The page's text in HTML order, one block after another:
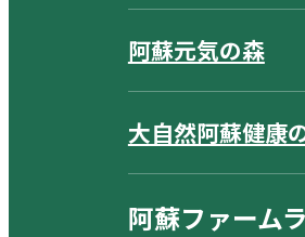
阿蘇元気の森
大自然阿蘇健康
阿蘇ファーム